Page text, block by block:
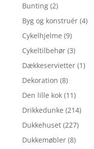
Bunting (2)
Byg og konstruér (4)
Cykelhjelme (9)
Cykeltilbehør (3)
Dækkeservietter (1)
Dekoration (8)
Den lille kok (11)
Drikkedunke (214)
Dukkehuset (227)
Dukkemøbler (8)